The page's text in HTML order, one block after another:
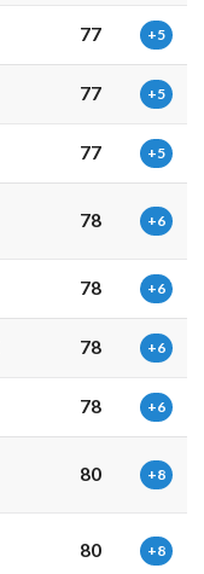
77 +5
77 +5
77 +5
78 +6
78 +6
78 +6
78 +6
80 +8
80 +8